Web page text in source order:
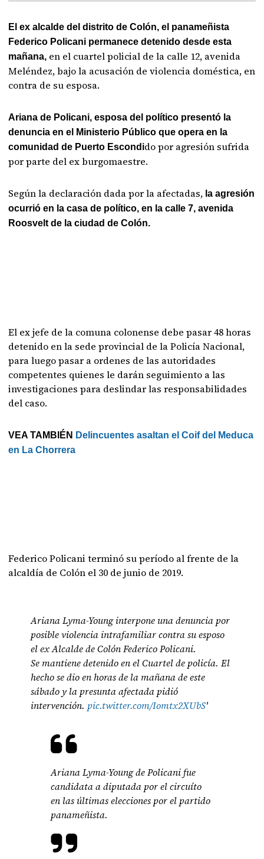
El ex alcalde del distrito de Colón, el panameñista
Federico Policani permanece detenido desde esta
mañana, en el cuartel policial de la calle 12, avenida
Meléndez, bajo la acusación de violencia doméstica, en
contra de su esposa.
Ariana de Policani, esposa del político presentó la
denuncia en el Ministerio Público que opera en la
comunidad de Puerto Escondido por agresión sufrida
por parte del ex burgomaestre.
Según la declaración dada por la afectadas, la agresión
ocurrió en la casa de político, en la calle 7, avenida
Roosvelt de la ciudad de Colón.
El ex jefe de la comuna colonense debe pasar 48 horas
detenido en la sede provincial de la Policía Nacional,
para luego pasar a ordenes de las autoridades
competentes quienes le darán seguimiento a las
investigaciones para deslindar las responsabilidades
del caso.
VEA TAMBIÉN Delincuentes asaltan el Coif del Meduca
en La Chorrera
Federico Policani terminó su período al frente de la
alcaldía de Colón el 30 de junio de 2019.
Ariana Lyma-Young interpone una denuncia por
posible violencia intrafamiliar contra su esposo
el ex Alcalde de Colón Federico Policani.
Se mantiene detenido en el Cuartel de policía. El
hecho se dio en horas de la mañana de este
sábado y la presunta afectada pidió
intervención. pic.twitter.com/Iomtx2XUbS'
Ariana Lyma-Young de Policani fue
candidata a diputada por el circuíto
en las últimas elecciones por el partido
panameñista.